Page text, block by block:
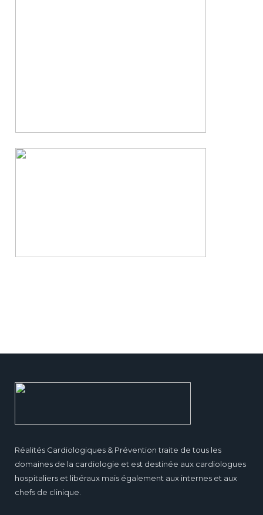
Réalités Cardiologiques & Prévention traite de tous les
domaines de la cardiologie et est destinée aux cardiologues
hospitaliers et libéraux mais également aux internes et aux
chefs de clinique.